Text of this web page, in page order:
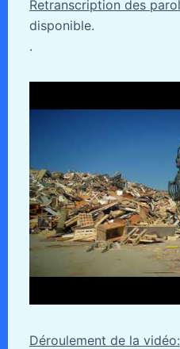
Retranscription des
disponible.
.
Déroulement de la vidéo: